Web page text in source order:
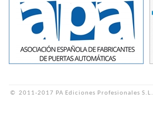
© 2011-2017 PA Ediciones Profesionales S.L.